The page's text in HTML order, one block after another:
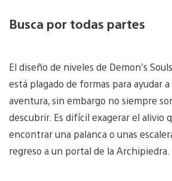
Busca por todas partes
El diseño de niveles de Demon’s
está plagado de formas para ayudar
aventura, sin embargo no siempre
descubrir. Es difícil exagerar el alivio
encontrar una palanca o unas
regreso a un portal de la Archipiedra.